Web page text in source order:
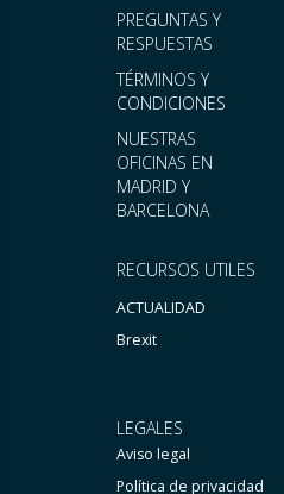
RECURSOS UTILES
ACTUALIDAD
Brexit
PREGUNTAS Y
RESPUESTAS
TÉRMINOS Y
CONDICIONES
NUESTRAS
OFICINAS EN
MADRID Y
BARCELONA
LEGALES
Aviso legal
Política de privacidad